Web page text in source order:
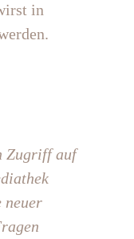
in
Zugriff auf
neuer